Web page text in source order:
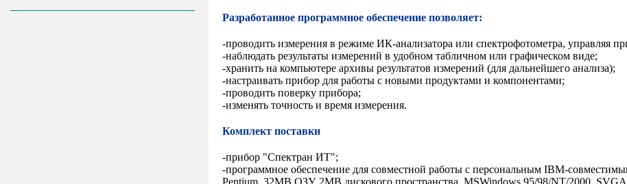
Разработанное программное обеспечение позволяет:
-проводить измерения в режиме ИК-анализатора или спектрофотометра, управляя
-наблюдать результаты измерений в удобном табличном или графическом виде;
-хранить на компьютере архивы результатов измерений (для дальнейшего анализа);
-настраивать прибор для работы с новыми продуктами и компонентами;
-проводить поверку прибора;
-изменять точность и время измерения.
Комплект поставки
-прибор "Спектран ИТ";
-программное обеспечение для совместной работы с персональным IBM-
Pentium, 32MB ОЗУ, 2MB дискового пространства, MSWindows 95/98/NT/2000, SVGA